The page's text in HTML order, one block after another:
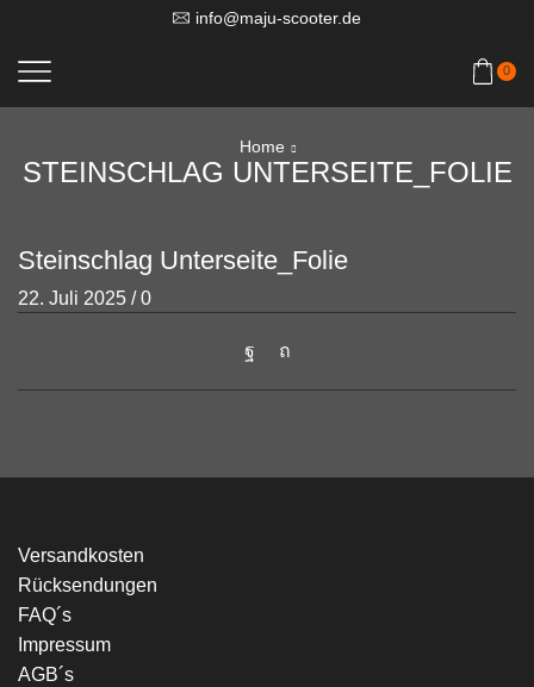
info@maju-scooter.de
0
Home
STEINSCHLAG UNTERSEITE_FOLIE
Steinschlag Unterseite_Folie
22. Juli 2025 / 0
Versandkosten
Rücksendungen
FAQ´s
Impressum
AGB´s